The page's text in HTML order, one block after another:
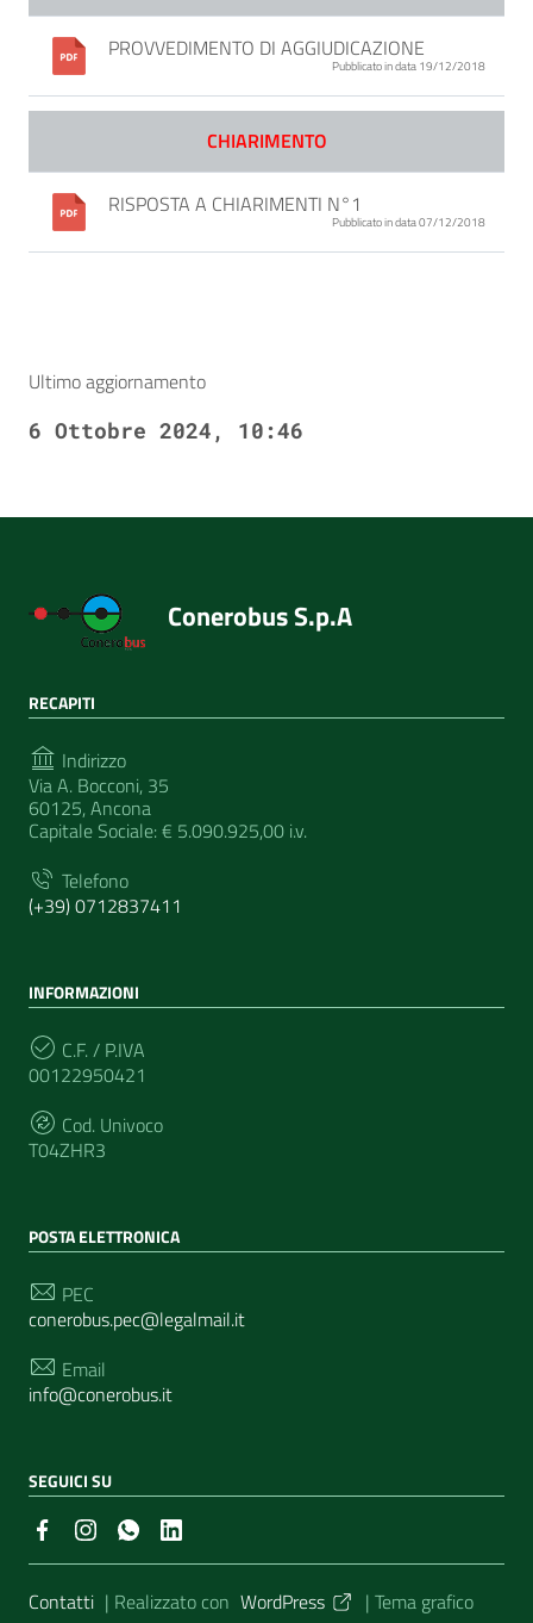
PROVVEDIMENTO DI AGGIUDICAZIONE
Pubblicato in data 19/12/2018
CHIARIMENTO
RISPOSTA A CHIARIMENTI N°1
Pubblicato in data 07/12/2018
Ultimo aggiornamento
6 Ottobre 2024, 10:46
Conerobus S.p.A
RECAPITI
Indirizzo
Via A. Bocconi, 35
60125, Ancona
Capitale Sociale: € 5.090.925,00 i.v.
Telefono
(+39) 0712837411
INFORMAZIONI
C.F. / P.IVA
00122950421
Cod. Univoco
T04ZHR3
POSTA ELETTRONICA
PEC
conerobus.pec@legalmail.it
Email
info@conerobus.it
SEGUICI SU
Sezione Link Utili
Contatti | Realizzato con WordPress | Tema grafico